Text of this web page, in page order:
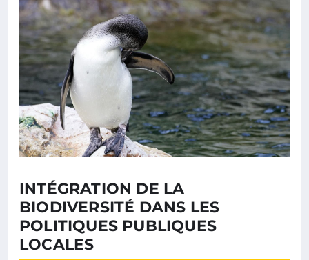
INTÉGRATION DE LA
BIODIVERSITÉ DANS LES
POLITIQUES PUBLIQUES
LOCALES